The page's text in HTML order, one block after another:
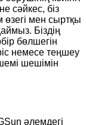
сәйкес, біз
мен сыртқы
Біздің
бөлшегін
немесе теңшеу
шешімін
әлемдегі